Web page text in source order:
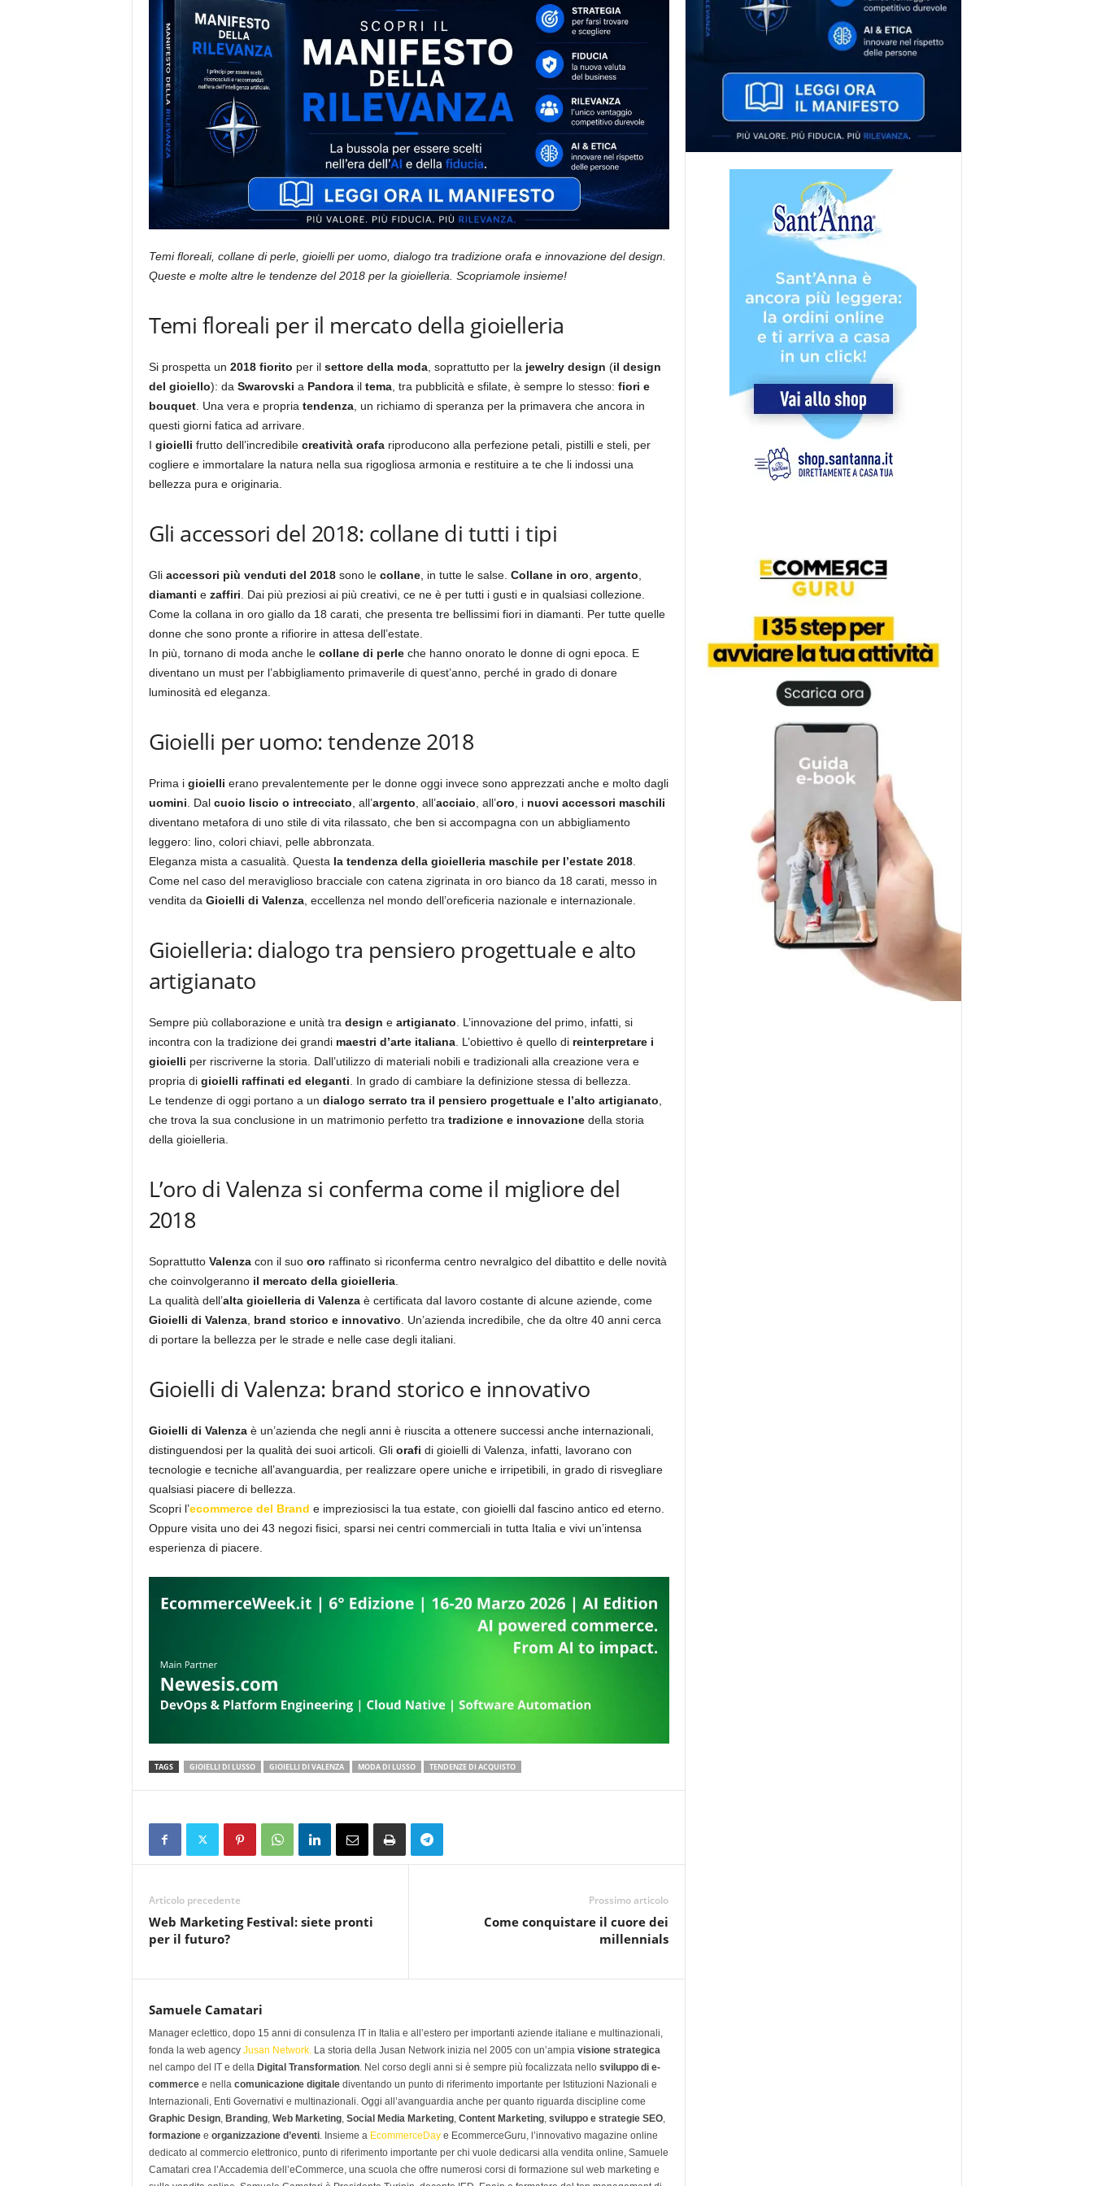
Temi floreali, collane di perle, gioielli per uomo, dialogo tra tradizione orafa e innovazione del design.
Queste e molte altre le tendenze del 2018 per la gioielleria. Scopriamole insieme!
Temi floreali per il mercato della gioielleria
Si prospetta un 2018 fiorito per il settore della moda, soprattutto per la jewelry design (il design
del gioiello): da Swarovski a Pandorail tema, tra pubblicità e sfilate, è sempre lo stesso: fiori e
bouquet. Una vera e propria tendenza, un richiamo di speranza per la primavera che ancora in
questi giorni fatica ad arrivare.
I gioielli frutto dell’incredibile creatività orafariproducono alla perfezione petali, pistilli e steli, per
cogliere e immortalare la natura nella sua rigogliosa armonia e restituire a te che li indossi una
bellezza pura e originaria.
Gli accessori del 2018: collane di tutti i tipi
Gli accessori più venduti del 2018sono le collane, in tutte le salse. Collane in oro argento
diamanti e zaffiri . Dai più preziosi ai più creativi, ce ne è per tutti i gusti e in qualsiasi collezione.
Come la collana in oro giallo da 18 carati, che presenta tre bellissimi fiori in diamanti. Per tutte quelle
donne che sono pronte a rifiorire in attesa dell’estate.
In più, tornano di moda anche le collane di perleche hanno onorato le donne di ogni epoca. E
diventano un must per l’abbigliamento primaverile di quest’anno, perché in grado di donare
luminosità ed eleganza.
Gioielli per uomo: tendenze 2018
Prima i gioielli erano prevalentemente per le donne oggi invece sono apprezzati anche e molto dagli
uomini . Dal cuoio liscio o intrecciato , all’argento , all’acciaio , all’oro , i nuovi accessori maschili
diventano metafora di uno stile di vita rilassato, che ben si accompagna con un abbigliamento
leggero: lino, colori chiavi, pelle abbronzata.
Eleganza mista a casualità. Questa la tendenza della gioielleria maschile per l’estate 2018.
Come nel caso del meraviglioso bracciale con catena zigrinata in oro bianco da 18 carati, messo in
vendita da Gioielli di Valenza, eccellenza nel mondo dell’oreficeria nazionale e internazionale.
Gioielleria: dialogo tra pensiero progettuale e alto
artigianato
Sempre più collaborazione e unità tra design e artigianato . L’innovazione del primo, infatti, si
incontra con la tradizione dei grandi maestri d’arte italiana. L’obiettivo è quello di reinterpretare i
gioielli per riscriverne la storia. Dall’utilizzo di materiali nobili e tradizionali alla creazione vera e
propria di gioielli raffinati ed eleganti . In grado di cambiare la definizione stessa di bellezza.
Le tendenze di oggi portano a un dialogo serrato tra il pensiero progettuale e l’alto artigianato
che trova la sua conclusione in un matrimonio perfetto tra tradizione e innovazionedella storia
della gioielleria.
L’oro di Valenza si conferma come il migliore del
2018
Soprattutto Valenza con il suo oro raffinato si riconferma centro nevralgico del dibattito e delle novità
che coinvolgeranno il mercato della gioielleria.
La qualità dell’alta gioielleria di Valenza è certificata dal lavoro costante di alcune aziende, come
Gioielli di Valenza, brand storico e innovativo . Un’azienda incredibile, che da oltre 40 anni cerca
di portare la bellezza per le strade e nelle case degli italiani.
Gioielli di Valenza: brand storico e innovativo
Gioielli di Valenzaè un’azienda che negli anni è riuscita a ottenere successi anche internazionali,
distinguendosi per la qualità dei suoi articoli. Gli orafi di gioielli di Valenza, infatti, lavorano con
tecnologie e tecniche all’avanguardia, per realizzare opere uniche e irripetibili, in grado di risvegliare
qualsiasi piacere di bellezza.
Scopri l’ecommerce del Brand e impreziosisci la tua estate, con gioielli dal fascino antico ed eterno.
Oppure visita uno dei 43 negozi fisici, sparsi nei centri commerciali in tutta Italia e vivi un’intensa
esperienza di piacere.
TAGS GIOIELLI DI LUSSO GIOIELLI DI VALENZA MODA DI LUSSO TENDENZE DI ACQUISTO
Articolo precedente
Web Marketing Festival: siete pronti
per il futuro?
Prossimo articolo
Come conquistare il cuore dei
millennials
Samuele Camatari
Manager eclettico, dopo 15 anni di consulenza IT in Italia e all’estero per importanti aziende italiane e multinazionali,
fonda la web agency Jusan Network.La storia della Jusan Network inizia nel 2005 con un’ampia visione strategica
nel campo del IT e della Digital Transformation. Nel corso degli anni si è sempre più focalizzata nello sviluppo di e-
commercee nella comunicazione digitalediventando un punto di riferimento importante per Istituzioni Nazionali e
Internazionali, Enti Governativi e multinazionali. Oggi all’avanguardia anche per quanto riguarda discipline come
Graphic Design, Branding, Web Marketing, Social Media Marketing, Content Marketing, sviluppo e strategie SEO,
formazionee organizzazione d’eventi. Insieme a EcommerceDaye EcommerceGuru, l’innovativo magazine online
dedicato al commercio elettronico, punto di riferimento importante per chi vuole dedicarsi alla vendita online, Samuele
Camatari crea l’Accademia dell’eCommerce, una scuola che offre numerosi corsi di formazione sul web marketing e